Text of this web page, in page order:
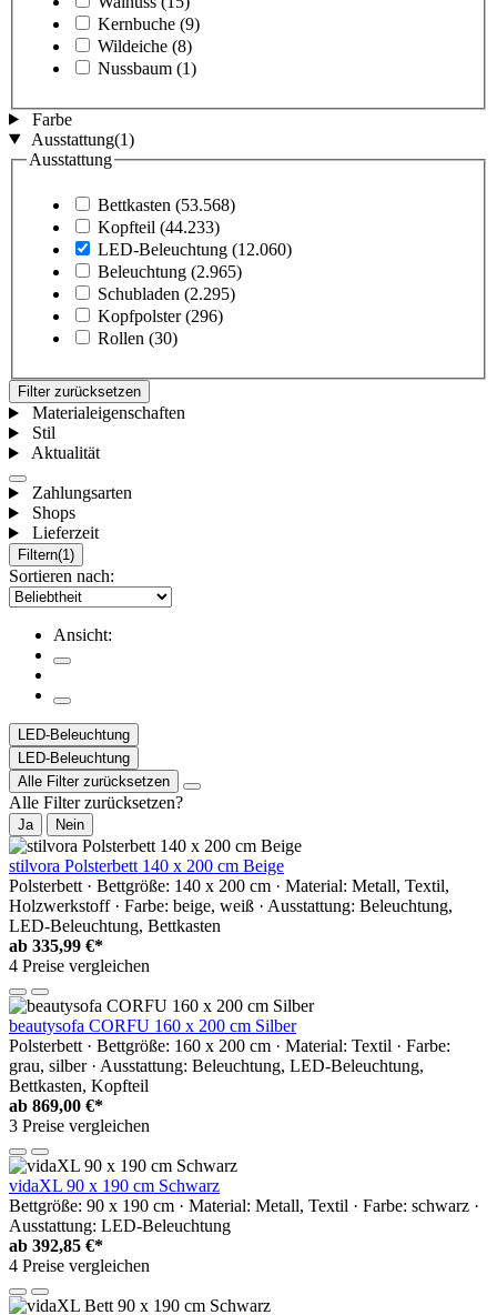
Kernbuche (9)
Wildeiche (8)
Nussbaum (1)
Farbe
Ausstattung(1)
Ausstattung
Bettkasten (53.568)
Kopfteil (44.233)
LED-Beleuchtung (12.060)
Beleuchtung (2.965)
Schubladen (2.295)
Kopfpolster (296)
Rollen (30)
Filter zurücksetzen
Materialeigenschaften
Stil
Aktualität
Zahlungsarten
Shops
Lieferzeit
Filtern(1)
Sortieren nach:
Ansicht:
LED-Beleuchtung
LED-Beleuchtung
Alle Filter zurücksetzen
Alle Filter zurücksetzen?
Ja Nein
stilvora Polsterbett 140 x 200 cm Beige
Polsterbett · Bettgröße: 140 x 200 cm · Material: Metall, Textil,
Holzwerkstoff · Farbe: beige, weiß · Ausstattung: Beleuchtung,
LED-Beleuchtung, Bettkasten
ab 335,99 €*
4 Preise vergleichen
beautysofa CORFU 160 x 200 cm Silber
Polsterbett · Bettgröße: 160 x 200 cm · Material: Textil · Farbe:
grau, silber · Ausstattung: Beleuchtung, LED-Beleuchtung,
Bettkasten, Kopfteil
ab 869,00 €*
3 Preise vergleichen
vidaXL 90 x 190 cm Schwarz
Bettgröße: 90 x 190 cm · Material: Metall, Textil · Farbe: schwarz ·
Ausstattung: LED-Beleuchtung
ab 392,85 €*
4 Preise vergleichen